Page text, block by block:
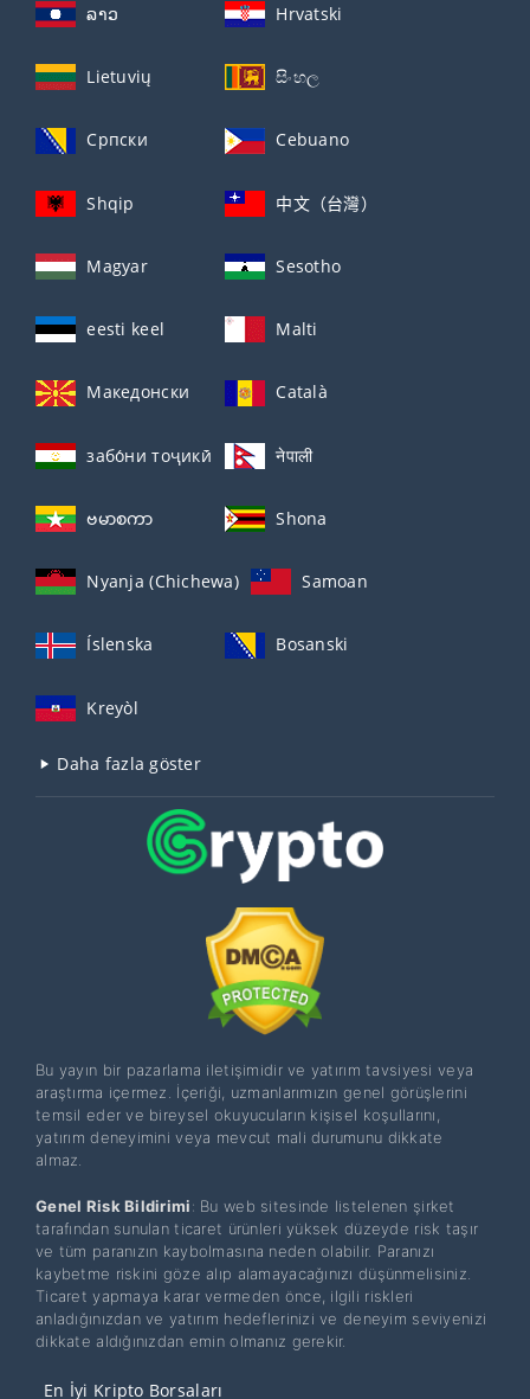
ລາວ Hrvatski
Lietuvių සිංහල
Српски Cebuano
Shqip 中文（台灣）
Magyar Sesotho
eesti keel Malti
Македонски Català
забо́ни тоҷикӣ́ नेपाली
ဗမာစကာ Shona
Nyanja (Chichewa) Samoan
Íslenska Bosanski
Kreyòl
Daha fazla göster
Bu yayın bir pazarlama iletişimidir ve yatırım tavsiyesi veya
araştırma içermez. İçeriği, uzmanlarımızın genel görüşlerini
temsil eder ve bireysel okuyucuların kişisel koşullarını,
yatırım deneyimini veya mevcut mali durumunu dikkate
almaz.
Genel Risk Bildirimi: Bu web sitesinde listelenen şirket
tarafından sunulan ticaret ürünleri yüksek düzeyde risk taşır
ve tüm paranızın kaybolmasına neden olabilir. Paranızı
kaybetme riskini göze alıp alamayacağınızı düşünmelisiniz.
Ticaret yapmaya karar vermeden önce, ilgili riskleri
anladığınızdan ve yatırım hedeflerinizi ve deneyim seviyenizi
dikkate aldığınızdan emin olmanız gerekir.
En İyi Kripto Borsaları